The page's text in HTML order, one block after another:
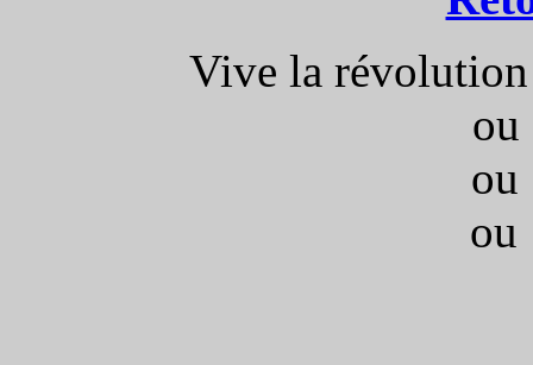
Vive la
ou
ou
ou